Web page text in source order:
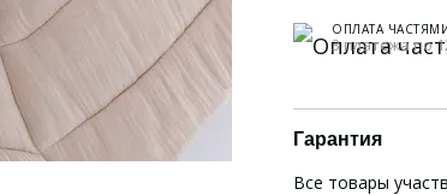
ОПЛАТА
3 платежа по
Гарантия
Все товары